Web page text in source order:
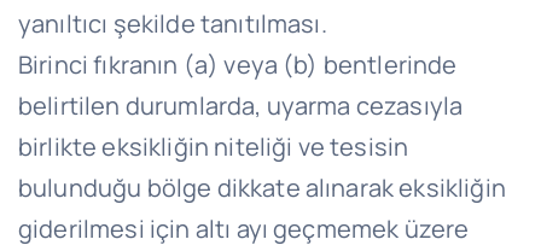
yanıltıcı şekilde tanıtılması.
Birinci fıkranın (a) veya (b) bentlerinde
belirtilen durumlarda, uyarma cezasıyla
birlikte eksikliğin niteliği ve tesisin
bulunduğu bölge dikkate alınarak eksikliğin
giderilmesi için altı ayı geçmemek üzere